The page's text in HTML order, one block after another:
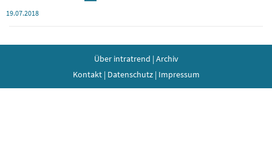
19.07.2018
Über intratrend | Archiv
Kontakt| Datenschutz| Impressum